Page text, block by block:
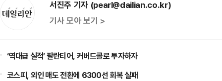
서진주 기자 (pearl@dailian.co.kr)
기사 모아 보기 >
‘역대급 실적’ 팔란티어, 커버드콜로 투자하자
코스피, 외인 매도 전환에 6300선 회복 실패